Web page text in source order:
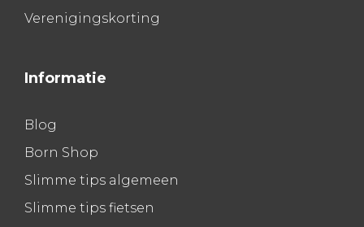
Verenigingskorting
Informatie
Blog
Born Shop
Slimme tips algemeen
Slimme tips fietsen